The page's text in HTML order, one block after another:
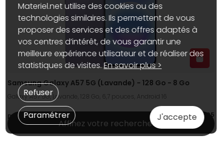
Samsung Galaxy A57 5G (Lavande) - 128 Go - 8 Go
Galaxy A57 5G, Lavande, 128 Go, 6,7 pouces, Android 16
549€95
Dispo web :En stock
Affinez votre recherche
Materiel.net utilise des cookies ou des
technologies similaires. Ils permettent de vous
proposer des services et des offres adaptés à
vos centres d’intérêt, de vous garantir une
meilleure expérience utilisateur et de réaliser des
statistiques de visites.En savoir plus >
J'accepte
Paramétrer
Refuser